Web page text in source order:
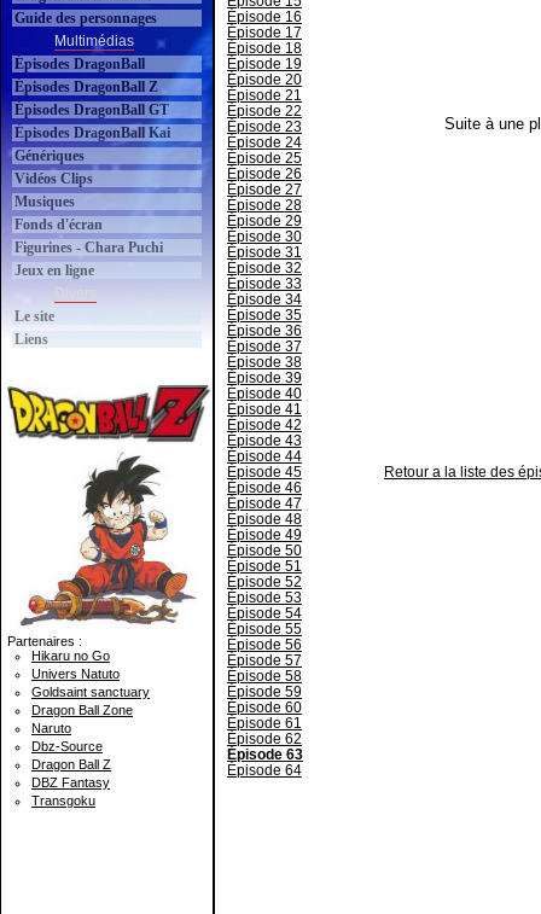
Guide des personnages
Multimédias
Épisodes DragonBall
Épisodes DragonBall Z
Épisodes DragonBall GT
Épisodes DragonBall Kai
Génériques
Vidéos Clips
Musiques
Fonds d'écran
Figurines - Chara Puchi
Jeux en ligne
Le site
Liens
Partenaires :
Hikaru no Go
Univers Natuto
Goldsaint sanctuary
Dragon Ball Zone
Naruto
Dbz-Source
Dragon Ball Z
DBZ Fantasy
Transgoku
Épisode 16
Épisode 17
Épisode 18
Épisode 19
Épisode 20
Épisode 21
Épisode 22
Épisode 23
Épisode 24
Épisode 25
Épisode 26
Épisode 27
Épisode 28
Épisode 29
Épisode 30
Épisode 31
Épisode 32
Épisode 33
Épisode 34
Épisode 35
Épisode 36
Épisode 37
Épisode 38
Épisode 39
Épisode 40
Épisode 41
Épisode 42
Épisode 43
Épisode 44
Épisode 45
Épisode 46
Épisode 47
Épisode 48
Épisode 49
Épisode 50
Épisode 51
Épisode 52
Épisode 53
Épisode 54
Épisode 55
Épisode 56
Épisode 57
Épisode 58
Épisode 59
Épisode 60
Épisode 61
Épisode 62
Épisode 63
Épisode 64
Suite à une
Retour a la liste des